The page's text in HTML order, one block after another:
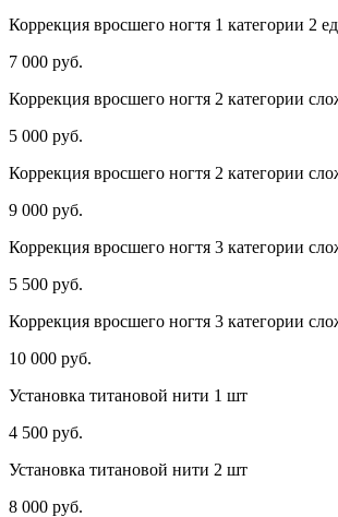
Коррекция вросшего ногтя 1 категории 2
7 000 руб.
Коррекция вросшего ногтя 2 категории
5 000 руб.
Коррекция вросшего ногтя 2 категории
9 000 руб.
Коррекция вросшего ногтя 3 категории
5 500 руб.
Коррекция вросшего ногтя 3 категории
10 000 руб.
Установка титановой нити 1 шт
4 500 руб.
Установка титановой нити 2 шт
8 000 руб.